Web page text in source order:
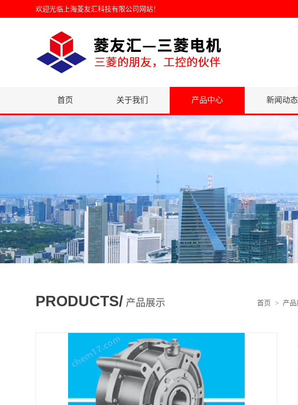
欢迎光临 上海菱友汇科技有限公司网站！
首页 关于我们 产品中心 新闻动态
PRODUCTS/ 产品展示 首页 > 产